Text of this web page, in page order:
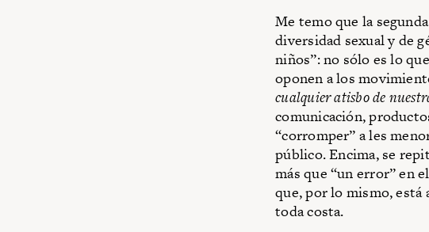
Me temo que la
diversidad sexual y de
niños”: no sólo es lo
oponen a los
cualquier atisbo de
comunicación,
“corromper” a les
público. Encima, se
más que “un error” en
que, por lo mismo, está
toda costa.